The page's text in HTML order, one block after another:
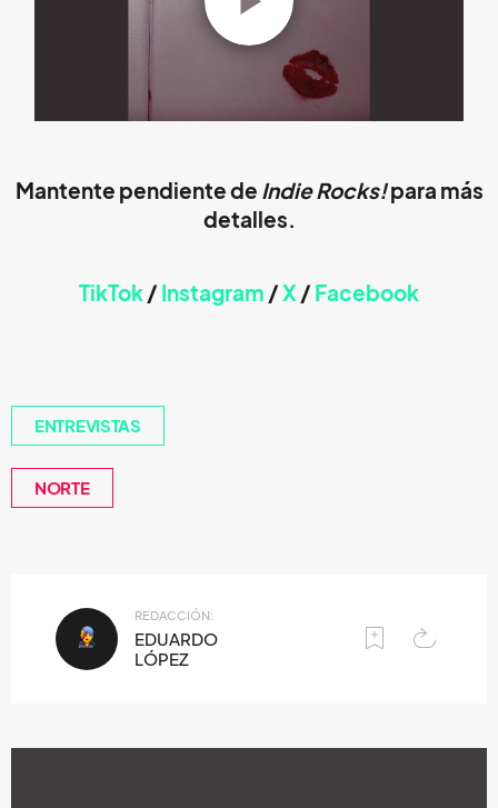
Mantente pendiente de Indie Rocks!para más
detalles.
TikTok/ Instagram /X / Facebook
ENTREVISTAS
NORTE
REDACCIÓN:
EDUARDO
LÓPEZ